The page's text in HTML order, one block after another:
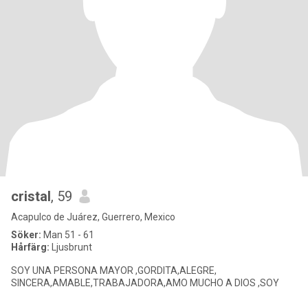
cristal, 59
Acapulco de Juárez, Guerrero, Mexico
Söker: Man 51 - 61
Hårfärg: Ljusbrunt
SOY UNA PERSONA MAYOR ,GORDITA,ALEGRE,
SINCERA,AMABLE,TRABAJADORA,AMO MUCHO A DIOS ,SOY